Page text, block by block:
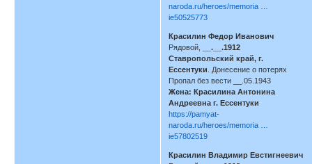
naroda.ru/heroes/memoria …
ie50525773
Красилин Федор Иванович
Рядовой,
__.__.1912
Ставропольский край, г.
Ессентуки . Донесение о потерях
Пропал без вести __.05.1943
Жена: Красилина Антонина
Андреевна г. Ессентуки
https://pamyat-
naroda.ru/heroes/memoria …
ie57802519
Красилин Владимир Евстигнеевич